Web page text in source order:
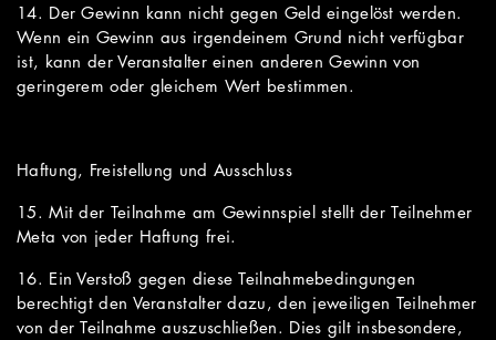
14. Der Gewinn kann nicht gegen Geld eingelöst werden.
Wenn ein Gewinn aus irgendeinem Grund nicht verfügbar
ist, kann der Veranstalter einen anderen Gewinn von
geringerem oder gleichem Wert bestimmen.
Haftung, Freistellung und Ausschluss
15. Mit der Teilnahme am Gewinnspiel stellt der Teilnehmer
Meta von jeder Haftung frei.
16. Ein Verstoß gegen diese Teilnahmebedingungen
berechtigt den Veranstalter dazu, den jeweiligen Teilnehmer
von der Teilnahme auszuschließen. Dies gilt insbesondere,